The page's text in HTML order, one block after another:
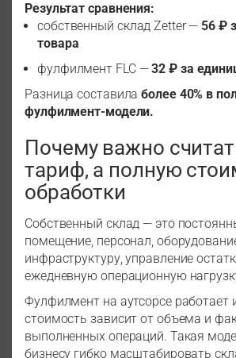
Результат сравнения:
собственный склад Zetter — 56 ₽
товара
фулфилмент FLC —32 ₽ за
Разница составилаболее 40% в
фулфилмент-модели.
Почему важно
тариф, а полную
обработки
Собственный склад — это
помещение, персонал,
инфраструктуру, управление
ежедневную операционную
Фулфилмент на аутсорсе работает
стоимость зависит от объема и
выполненных операций. Такая
бизнесу гибко масштабировать